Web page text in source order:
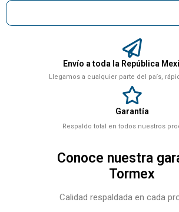
Envío a toda la República
Llegamos a cualquier parte del país,
Garantía
Respaldo total en todos nuestros
Conoce nuestra
Tormex
Calidad respaldada en cada